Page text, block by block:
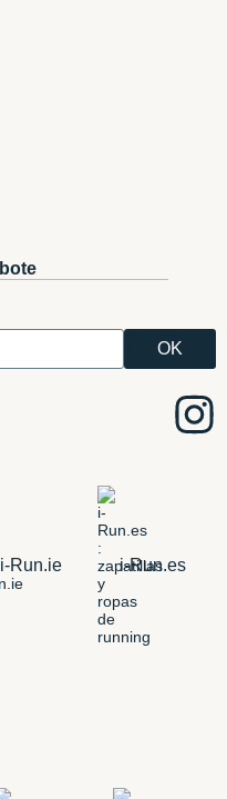
i-Run.ie i-Run.es